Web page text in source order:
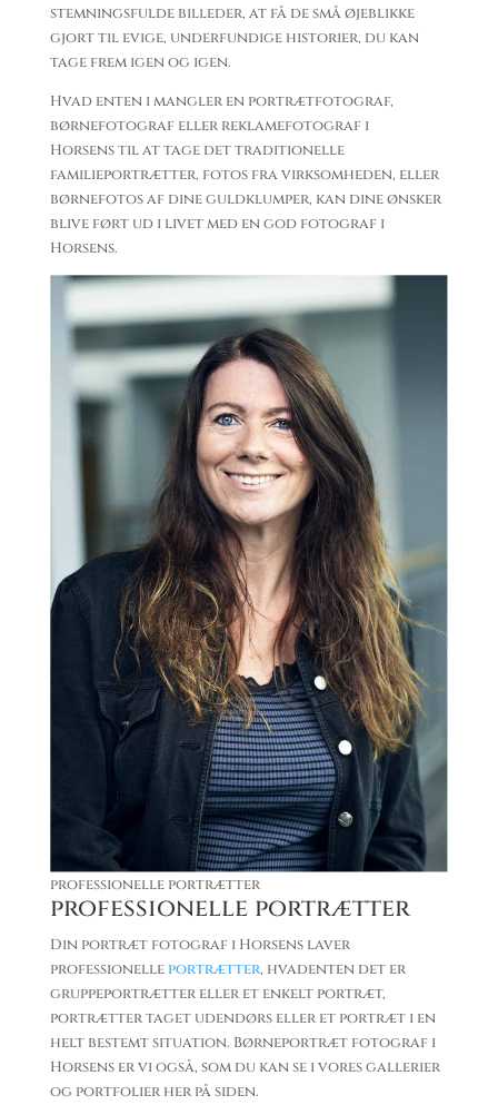
stemningsfulde billeder, at få de små øjeblikke
gjort til evige, underfundige historier, du kan
tage frem igen og igen.
Hvad enten i mangler en portrætfotograf,
børnefotograf eller reklamefotograf i
Horsens til at tage det traditionelle
familieportrætter, fotos fra virksomheden, eller
børnefotos af dine guldklumper, kan dine ønsker
blive ført ud i livet med en god fotograf i
Horsens.
professionelle portrætter
professionelle portrætter
Din portræt fotograf i Horsens laver
professionelle portrætter, hvadenten det er
gruppeportrætter eller et enkelt portræt,
portrætter taget udendørs eller et portræt i en
helt bestemt situation. Børneportræt fotograf i
Horsens er vi også, som du kan se i vores gallerier
og portfolier her på siden.